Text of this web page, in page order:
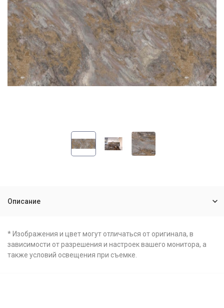
Описание
* Изображения и цвет могут отличаться от оригинала, в
зависимости от разрешения и настроек вашего монитора, а
также условий освещения при съемке.